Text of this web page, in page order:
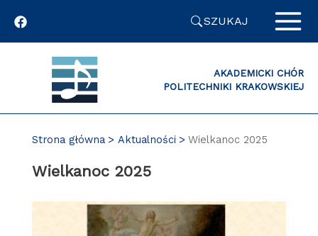
SZUKAJ
AKADEMICKI CHÓR
POLITECHNIKI KRAKOWSKIEJ
Strona główna Aktualności Wielkanoc 2025
Wielkanoc 2025